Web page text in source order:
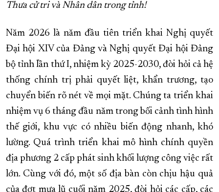
Thưa cử tri và Nhân dân trong tỉnh!
Năm 2026 là năm đầu tiên triển khai Nghị quyết
Đại hội XIV của Đảng và Nghị quyết Đại hội Đảng
bộ tỉnh lần thứ I, nhiệm kỳ 2025-2030, đòi hỏi cả hệ
thống chính trị phải quyết liệt, khẩn trương, tạo
chuyển biến rõ nét về mọi mặt. Chúng ta triển khai
nhiệm vụ 6 tháng đầu năm trong bối cảnh tình hình
thế giới, khu vực có nhiều biến động nhanh, khó
lường. Quá trình triển khai mô hình chính quyền
địa phương 2 cấp phát sinh khối lượng công việc rất
lớn. Cùng với đó, một số địa bàn còn chịu hậu quả
của đợt mưa lũ cuối năm 2025, đòi hỏi các cấp, các